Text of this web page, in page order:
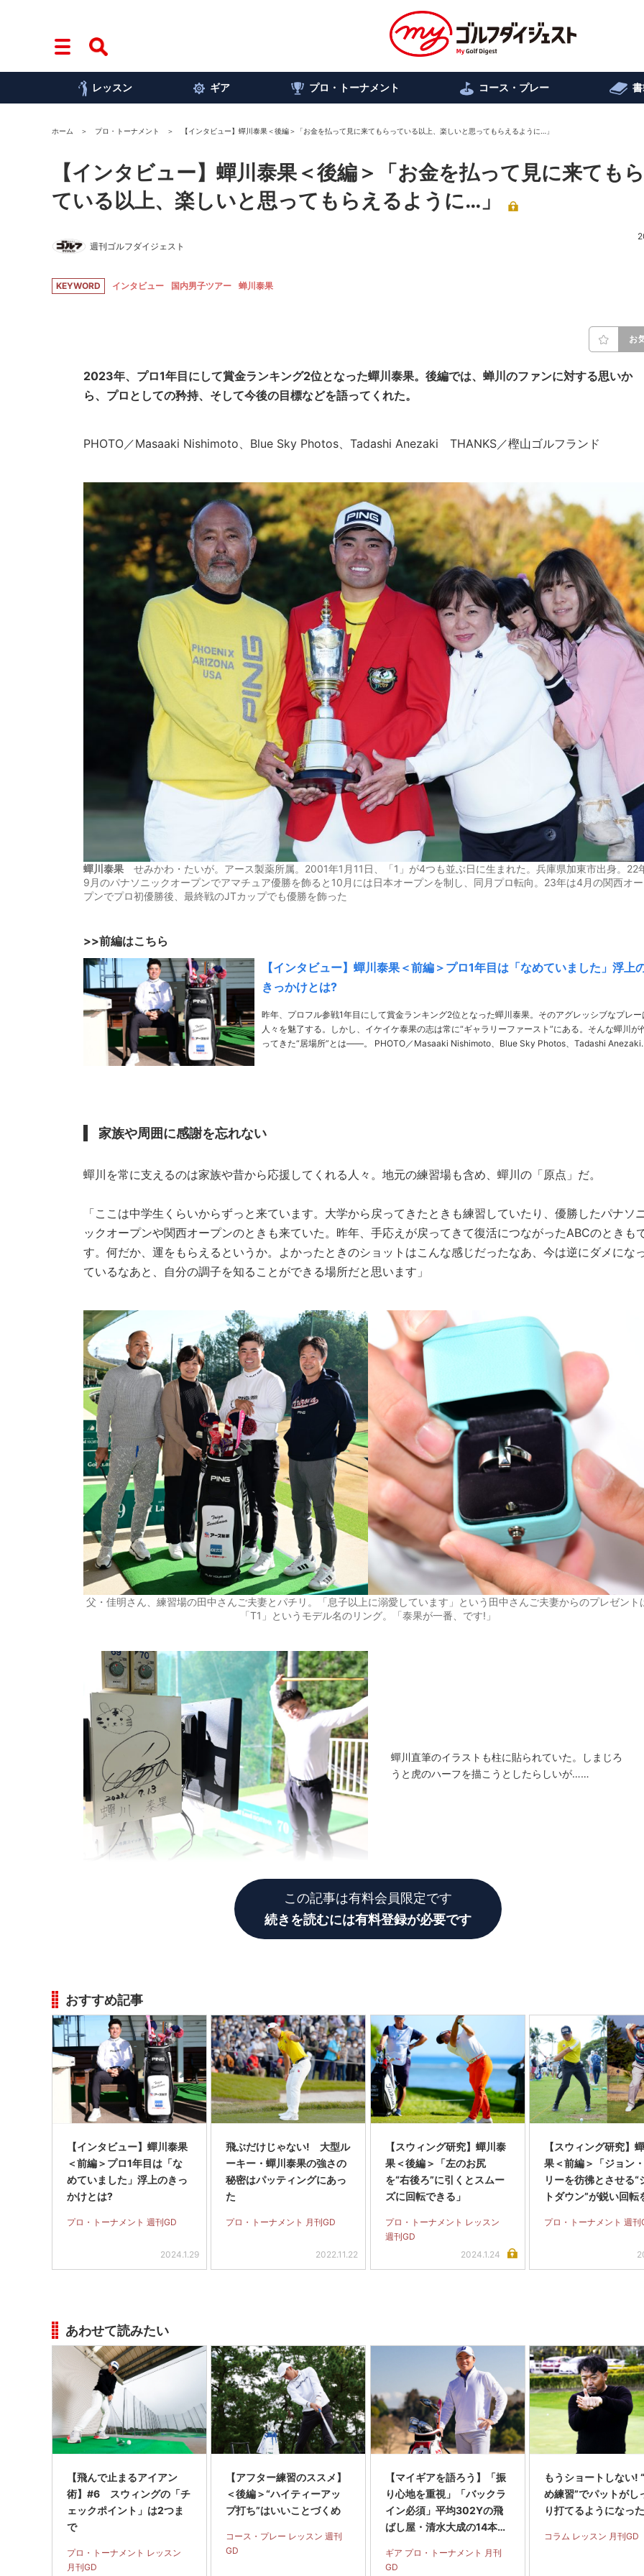
レッスン ギア プロ・トーナメント コース・プレー
ホーム プロ・トーナメント 【インタビュー】蟬川泰果＜後編＞「お金を払って見に来てもらっている以上、楽しいと思ってもらえるように…」
【インタビュー】蟬川泰果＜後編＞「お金を払って見に来ても
ている以上、楽しいと思ってもらえるように…」
週刊ゴルフダイジェスト
KEYWORD インタビュー 国内男子ツアー 蝉川泰果
お
2023年、プロ1年目にして賞金ランキング2位となった蟬川泰果。後編では、蝉川のファンに対する思いか
ら、プロとしての矜持、そして今後の目標などを語ってくれた。
PHOTO／Masaaki Nishimoto、Blue Sky Photos、Tadashi Anezaki THANKS／樫山ゴルフランド
蟬川泰果 せみかわ・たいが。アース製薬所属。2001年1月11日、「1」が4つも並ぶ日に生まれた。兵庫県加東市出身。22
9月のパナソニックオープンでアマチュア優勝を飾ると10月には日本オープンを制し、同月プロ転向。23年は4月の関西オー
プンでプロ初優勝後、最終戦のJTカップでも優勝を飾った
>>前編はこちら
【インタビュー】蟬川泰果＜前編＞プロ1年目は「なめていました」浮上
きっかけとは?
昨年、プロフル参戦1年目にして賞金ランキング2位となった蟬川泰果。そのアグレッシブなプレー
人々を魅了する。しかし、イケイケ泰果の志は常に“ギャラリーファースト”にある。そんな蟬川が
ってきた“居場所”とは――。 PHOTO／Masaaki Nishimoto、Blue Sky Photos、Tadashi Anezaki
家族や周囲に感謝を忘れない
蟬川を常に支えるのは家族や昔から応援してくれる人々。地元の練習場も含め、蟬川の「原点」だ。
「ここは中学生くらいからずっと来ています。大学から戻ってきたときも練習していたり、優勝したパナソ
ックオープンや関西オープンのときも来ていた。昨年、手応えが戻ってきて復活につながったABCのときも
す。何だか、運をもらえるというか。よかったときのショットはこんな感じだったなあ、今は逆にダメにな
ているなあと、自分の調子を知ることができる場所だと思います」
父・佳明さん、練習場の田中さんご夫妻とパチリ。「息子以上に溺愛しています」という田中さんご夫妻からのプレゼント
「T1」というモデル名のリング。「泰果が一番、です!」
蟬川直筆のイラストも柱に貼られていた。しまじろ
うと虎のハーフを描こうとしたらしいが……
この記事は有料会員限定です
続きを読むには有料登録が必要です
おすすめ記事
【インタビュー】蟬川泰果
＜前編＞プロ1年目は「な
めていました」浮上のきっ
かけとは?
プロ・トーナメント 週刊GD
2024.1.29
飛ぶだけじゃない! 大型ル
ーキー・蟬川泰果の強さの
秘密はパッティングにあっ
た
プロ・トーナメント 月刊GD
2022.11.22
【スウィング研究】蟬川泰
果＜後編＞「左のお尻
を“右後ろ”に引くとスムー
ズに回転できる」
プロ・トーナメント レッスン
週刊GD
2024.1.24
【スウィング研究】
果＜前編＞「ジョン
リーを彷彿とさせる“
トダウン”が鋭い回転
プロ・トーナメント 週刊
あわせて読みたい
【飛んで止まるアイアン
術】#6 スウィングの「チ
ェックポイント」は2つま
で
プロ・トーナメント レッスン
月刊GD
【アフター練習のススメ】
＜後編＞“ハイティーアッ
プ打ち”はいいことづくめ
コース・プレー レッスン 週刊
GD
【マイギアを語ろう】「振
り心地を重視」「バックラ
イン必須」平均302Yの飛
ばし屋・清水大成の14本セ
ギア プロ・トーナメント 月刊
GD
もうショートしない!
め練習”でパットがし
り打てるようになっ
コラム レッスン 月刊GD